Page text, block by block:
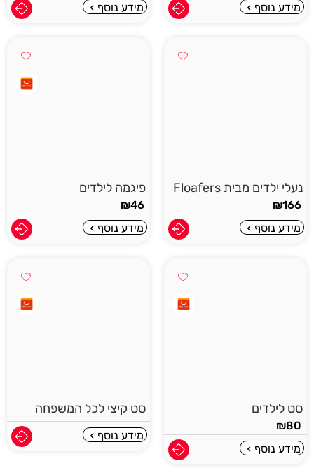
מידע נוסף
מידע נוסף
נעלי ילדים מבית Floafers
₪166
מידע נוסף
פיגמה לילדים
₪46
מידע נוסף
סט לילדים
₪80
מידע נוסף
סט קיצי לכל המשפחה
מידע נוסף